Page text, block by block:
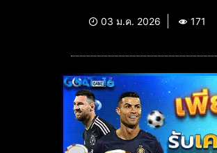
03 ม.ค. 2026 171